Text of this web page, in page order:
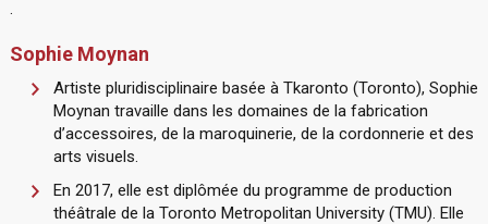
.
Sophie Moynan
Artiste pluridisciplinaire basée à Tkaronto (Toronto), Sophie
Moynan travaille dans les domaines de la fabrication
d’accessoires, de la maroquinerie, de la cordonnerie et des
arts visuels.
En 2017, elle est diplômée du programme de production
théâtrale de la Toronto Metropolitan University(TMU). Elle